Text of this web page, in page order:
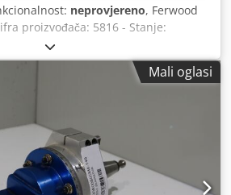
neprovjereno, Ferwood
proizvođača: 5816 - Stanje:
Nije testirano - Kompatibilni
HOMAG BAZ - HOMAG BOF - WEEKE
- WEEKE BHP/BP - Ako ste
uslugu revizije, kontaktirajte nas.
Mali oglasi